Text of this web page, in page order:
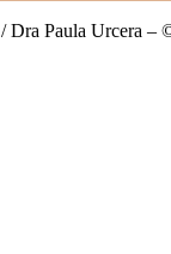
/ Dra Paula Urcera –